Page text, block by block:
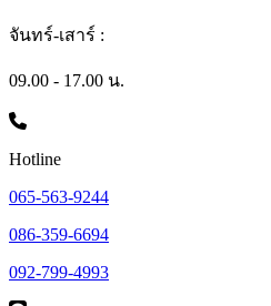
จันทร์-เสาร์ :
09.00 - 17.00 น.
Hotline
065-563-9244
086-359-6694
092-799-4993